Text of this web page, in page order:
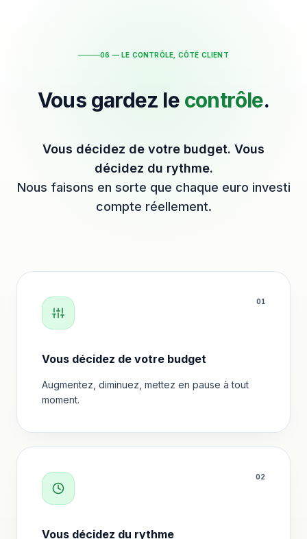
06 — LE CONTRÔLE, CÔTÉ CLIENT
Vous gardez le contrôle.
Vous décidez de votre budget. Vous
décidez du rythme.
Nous faisons en sorte que chaque euro investi
compte réellement.
01
Vous décidez de votre budget
Augmentez, diminuez, mettez en pause à tout
moment.
02
Vous décidez du rythme